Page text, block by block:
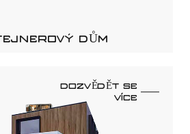
DŮM
DOZVĚDĚT SE
VÍCE